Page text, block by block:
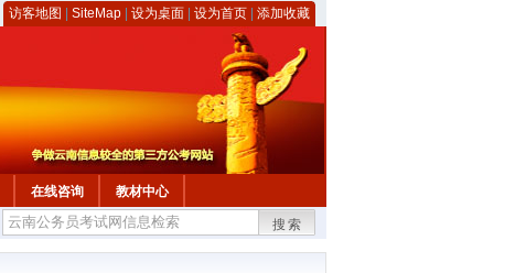
访客地图 SiteMap 设为桌面 设为首页 添加收藏
在线咨询
教材中心
搜索